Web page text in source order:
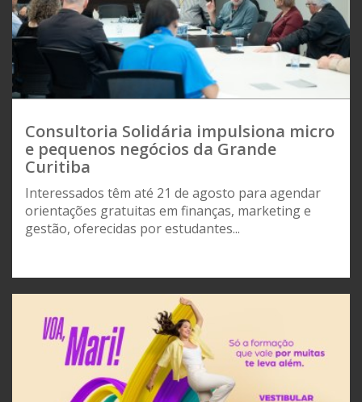
Consultoria Solidária impulsiona micro
e pequenos negócios da Grande
Curitiba
Interessados têm até 21 de agosto para agendar
orientações gratuitas em finanças, marketing e
gestão, oferecidas por estudantes...